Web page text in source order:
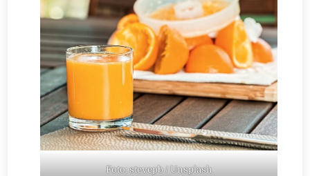
Foto: stevepb / Unsplash